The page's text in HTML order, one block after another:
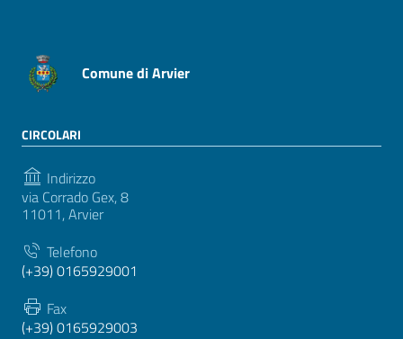
Comune di Arvier
CIRCOLARI
Indirizzo
via Corrado Gex, 8
11011, Arvier
Telefono
(+39) 0165929001
Fax
(+39) 0165929003